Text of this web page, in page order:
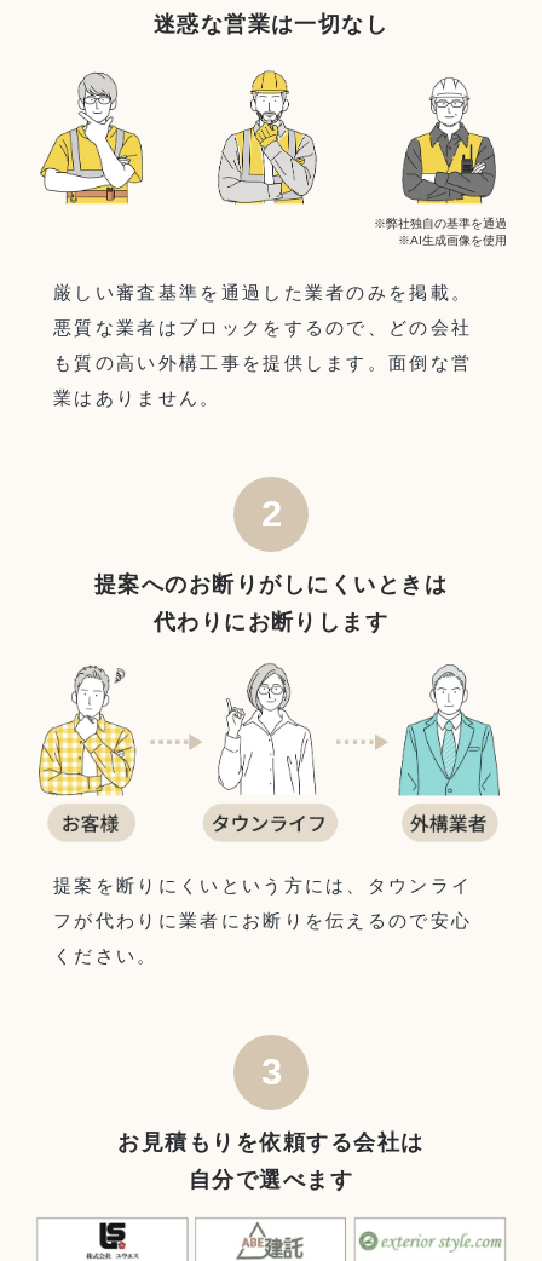
迷惑な営業は一切なし
※弊社独自の基準を通過
※AI生成画像を使用
厳しい審査基準を通過した業者のみを掲載。
悪質な業者はブロックをするので、どの会社
も質の高い外構工事を提供します。面倒な営
業はありません。
2
提案へのお断りがしにくいときは
代わりにお断りします
提案を断りにくいという方には、タウンライ
フが代わりに業者にお断りを伝えるので安心
ください。
3
お見積もりを依頼する会社は
自分で選べます